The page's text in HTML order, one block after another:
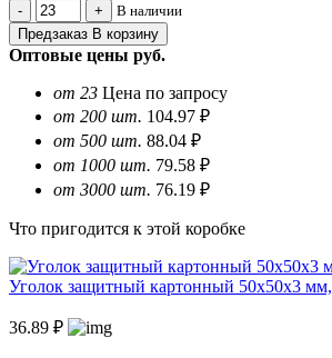
В наличии
Предзаказ В корзину
Оптовые цены руб.
от 23 Цена по запросу
от 200 шт. 104.97 ₽
от 500 шт. 88.04 ₽
от 1000 шт. 79.58 ₽
от 3000 шт. 76.19 ₽
Что пригодится к этой коробке
Уголок защитный картонный 50х50х3
36.89 ₽